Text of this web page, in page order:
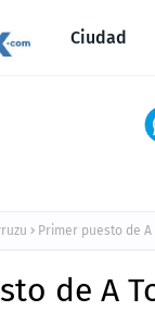
Ciudad
Primer puesto de A
de A